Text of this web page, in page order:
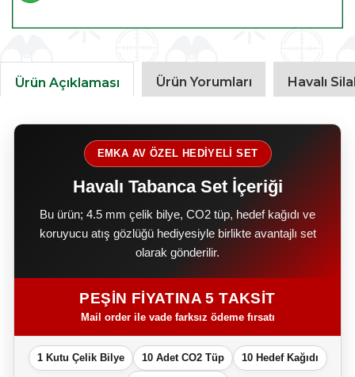
Ürün Açıklaması Ürün Yorumları Havalı
EMKA AV ÖZEL HEDİYELİ SET
Havalı Tabanca Set İçeriği
Bu ürün; 4.5 mm çelik bilye, CO2 tüp, hedef kağıdı ve
koruyucu atış gözlüğü hediyesiyle birlikte avantajlı set
olarak gönderilir.
PEŞİN FİYATINA 5 TAKSİT
Mail order ile vade farksız ödeme fırsatı
1 Kutu Çelik Bilye 10 Adet CO2 Tüp 10 Hedef Kağıdı